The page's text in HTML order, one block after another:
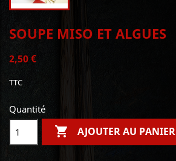
SOUPE MISO ET ALGUES
2,50 €
TTC
Quantité
 AJOUTER AU PANIER